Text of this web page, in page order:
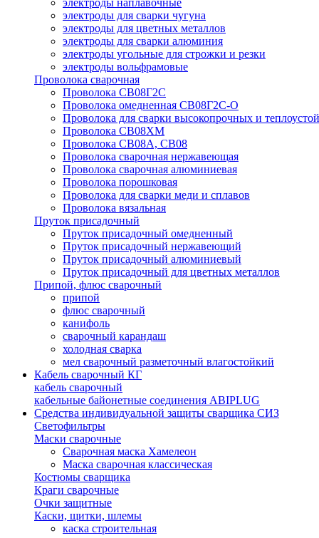
электроды наплавочные
электроды для сварки чугуна
электроды для цветных металлов
электроды для сварки алюминия
электроды угольные для строжки и резки
электроды вольфрамовые
Проволока сварочная
Проволока СВ08Г2С
Проволока омедненная СВ08Г2С-О
Проволока для сварки высокопрочных и
Проволока СВ08ХМ
Проволока СВ08А, СВ08
Проволока сварочная нержавеющая
Проволока сварочная алюминиевая
Проволока порошковая
Проволока для сварки меди и сплавов
Проволока вязальная
Пруток присадочный
Пруток присадочный омедненный
Пруток присадочный нержавеющий
Пруток присадочный алюминиевый
Пруток присадочный для цветных металлов
Припой, флюс сварочный
припой
флюс сварочный
канифоль
сварочный карандаш
холодная сварка
мел сварочный разметочный влагостойкий
Кабель сварочный КГ
кабель сварочный
кабельные байонетные соединения ABIPLUG
Средства индивидуальной защиты сварщика СИЗ
Светофильтры
Маски сварочные
Сварочная маска Хамелеон
Маска сварочная классическая
Костюмы сварщика
Краги сварочные
Очки защитные
Каски, щитки, шлемы
каска строительная